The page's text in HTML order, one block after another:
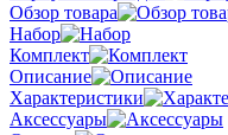
Обзор товара
Набор
Комплект
Описание
Характеристики
Аксессуары